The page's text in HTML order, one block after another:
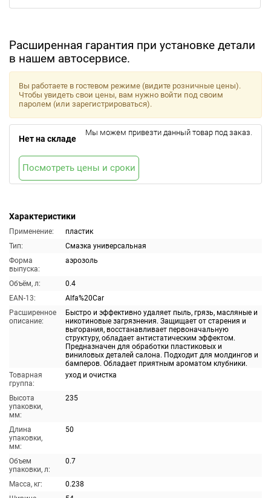
Расширенная гарантия при установке детали
в нашем автосервисе.
Характеристики
Применение:
пластик
Тип:
Смазка универсальная
Форма
выпуска:
аэрозоль
Объём, л:
0.4
EAN-13:
Alfa%20Car
Расширенное
описание:
Быстро и эффективно удаляет пыль, грязь, масляные и
никотиновые загрязнения. Защищает от старения и
выгорания, восстанавливает первоначальную
структуру, обладает антистатическим эффектом.
Предназначен для обработки пластиковых и
виниловых деталей салона. Подходит для молдингов и
бамперов. Обладает приятным ароматом клубники.
Товарная
группа:
уход и очистка
Высота
упаковки,
мм:
235
Длина
упаковки,
мм:
50
Объем
упаковки, л:
0.7
Масса, кг:
0.238
Вы работаете в гостевом режиме (видите розничные цены).
Чтобы увидеть свои цены, вам нужно войти под своим
паролем (или зарегистрироваться).
Нет на складе
Мы можем привезти данный товар под заказ.
Посмотреть цены и сроки